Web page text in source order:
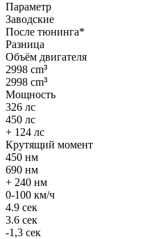
Параметр
Заводские
После тюнинга*
Разница
Объём двигателя
2998 cm³
2998 cm³
Мощность
326 лс
450 лс
+ 124 лс
Крутящий момент
450 нм
690 нм
+ 240 нм
0-100 км/ч
4.9 сек
3.6 сек
-1,3 сек